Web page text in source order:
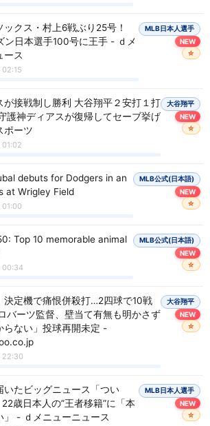
ックス・村上6戦ぶり25号！
ン日本選手100号に王手 - ｄメ
ース
MLB日本人選手
NEW
☆
が接戦制し勝利 大谷翔平２安打１打
護神ディアスが復帰してセーブ挙げ
ポーツ
大谷翔平
NEW
☆
debuts for Dodgers in an
at Wrigley Field
MLB公式(日本語)
NEW
☆
Top 10 memorable animal
MLB公式(日本語)
NEW
☆
決定機で痛恨併殺打…2四球で10戦
バーツ監督、壁当て有無も明かさず
らない」投球再開未定 -
大谷翔平
NEW
☆
いたビッグニュース「つい
歳日本人の”王者移籍”に「本
」 - ｄメニューニュース
MLB日本人選手
NEW
☆